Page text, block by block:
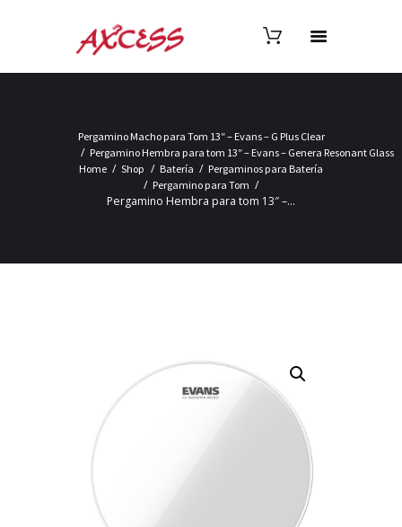
Pergamino Macho para Tom 13″ – Evans – G Plus Clear
Pergamino Hembra para tom 13″ – Evans – Genera Resonant Glass
Home
Shop Batería
Pergaminos para Batería
Pergamino para Tom
Pergamino Hembra para tom 13″ –...